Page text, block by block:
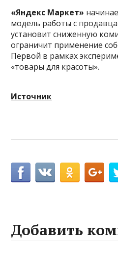
«Яндекс Маркет»
модель работы с
установит сниженную
ограничит применение
Первой в рамках
«товары для красоты».
Источник
Добавить